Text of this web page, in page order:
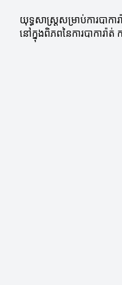
យុទ្ធសាស្ត្រ​សម្រាប់​ការ​បាក
នៅក្នុងពិភពនៃការបាការ៉ា